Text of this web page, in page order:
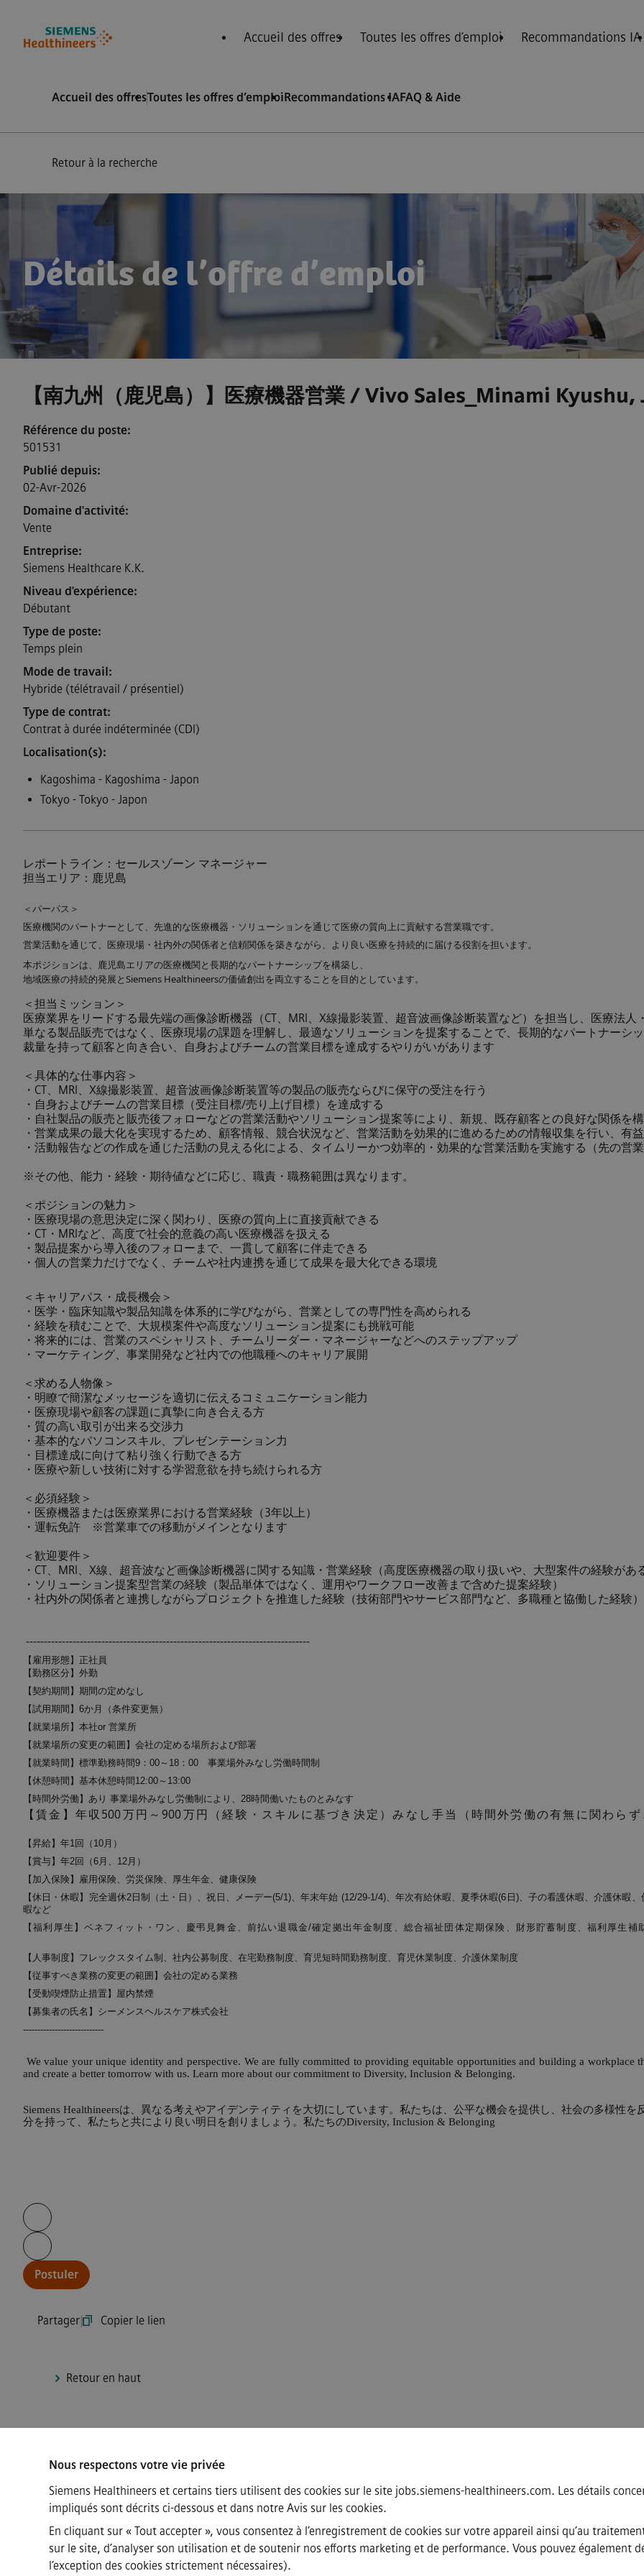
Nous respectons votre vie privée
Siemens Healthineers et certains tiers utilisent des cookies sur le site jobs.siemens-healthineers.com. Les détails
impliqués sont décrits ci-dessous et dans notre Avis sur les cookies.
En cliquant sur « Tout accepter », vous consentez à l’enregistrement de cookies sur votre appareil ainsi qu’au
sur le site, d’analyser son utilisation et de soutenir nos efforts marketing et de performance. Vous pouvez également
l’exception des cookies strictement nécessaires).
Accueil des offres Toutes les offres d’emploi Recommandations IA
Accueil des offresToutes les offres d’emploiRecommandations IAFAQ & Aide
Retour à la recherche
Détails de l’offre d’emploi
【南九州（鹿児島）】医療機器営業 / Vivo Sales_Minami Kyushu,
Référence du poste
501531
Publié depuis
02-Avr-2026
Domaine d'activité
Vente
Entreprise
Siemens Healthcare K.K.
Niveau d'expérience
Débutant
Type de poste
Temps plein
Mode de travail
Hybride (télétravail / présentiel)
Type de contrat
Contrat à durée indéterminée (CDI)
Localisation(s)
Kagoshima - Kagoshima - Japon
Tokyo - Tokyo - Japon
レポートライン：セールスゾーン マネージャー
担当エリア：鹿児島
＜パーパス＞
医療機関のパートナーとして、先進的な医療機器・ソリューションを通じて医療の質向上に貢献する営業職です。
営業活動を通じて、医療現場・社内外の関係者と信頼関係を築きながら、より良い医療を持続的に届ける役割を担います。
本ポジションは、鹿児島エリアの医療機関と長期的なパートナーシップを構築し、
地域医療の持続的発展とSiemens Healthineersの価値創出を両立することを目的としています。
＜担当ミッション＞
医療業界をリードする最先端の画像診断機器（CT、MRI、X線撮影装置、超音波画像診断装置など）を担当し、医療法人
単なる製品販売ではなく、医療現場の課題を理解し、最適なソリューションを提案することで、長期的なパートナーシ
裁量を持って顧客と向き合い、自身およびチームの営業目標を達成するやりがいがあります
＜具体的な仕事内容＞
・CT、MRI、X線撮影装置、超音波画像診断装置等の製品の販売ならびに保守の受注を行う
・自身およびチームの営業目標（受注目標/売り上げ目標）を達成する
・自社製品の販売と販売後フォローなどの営業活動やソリューション提案等により、新規、既存顧客との良好な関係を
・営業成果の最大化を実現するため、顧客情報、競合状況など、営業活動を効果的に進めるための情報収集を行い、有
・活動報告などの作成を通じた活動の見える化による、タイムリーかつ効率的・効果的な営業活動を実施する（先の営
※その他、能力・経験・期待値などに応じ、職責・職務範囲は異なります。
＜ポジションの魅力＞
・医療現場の意思決定に深く関わり、医療の質向上に直接貢献できる
・CT・MRIなど、高度で社会的意義の高い医療機器を扱える
・製品提案から導入後のフォローまで、一貫して顧客に伴走できる
・個人の営業力だけでなく、チームや社内連携を通じて成果を最大化できる環境
＜キャリアパス・成長機会＞
・医学・臨床知識や製品知識を体系的に学びながら、営業としての専門性を高められる
・経験を積むことで、大規模案件や高度なソリューション提案にも挑戦可能
・将来的には、営業のスペシャリスト、チームリーダー・マネージャーなどへのステップアップ
・マーケティング、事業開発など社内での他職種へのキャリア展開
＜求める人物像＞
・明瞭で簡潔なメッセージを適切に伝えるコミュニケーション能力
・医療現場や顧客の課題に真摯に向き合える方
・質の高い取引が出来る交渉力
・基本的なパソコンスキル、プレゼンテーション力
・目標達成に向けて粘り強く行動できる方
・医療や新しい技術に対する学習意欲を持ち続けられる方
＜必須経験＞
・医療機器または医療業界における営業経験（3年以上）
・運転免許 ※営業車での移動がメインとなります
＜歓迎要件＞
・CT、MRI、X線、超音波など画像診断機器に関する知識・営業経験（高度医療機器の取り扱いや、大型案件の経験があ
・ソリューション提案型営業の経験（製品単体ではなく、運用やワークフロー改善まで含めた提案経験）
・社内外の関係者と連携しながらプロジェクトを推進した経験（技術部門やサービス部門など、多職種と協働した経験）
-------------------------------------------------------------------------------
【雇用形態】正社員
【勤務区分】外勤
【契約期間】期間の定めなし
【試用期間】6か月（条件変更無）
【就業場所】本社or 営業所
【就業場所の変更の範囲】会社の定める場所および部署
【就業時間】標準勤務時間9：00～18：00 事業場外みなし労働時間制
【休憩時間】基本休憩時間12:00～13:00
【時間外労働】あり 事業場外みなし労働制により、28時間働いたものとみなす
【賃金】年収500万円～900万円（経験・スキルに基づき決定）みなし手当（時間外労働の有無に関わら
【昇給】年1回（10月）
【賞与】年2回（6月、12月）
【加入保険】雇用保険、労災保険、厚生年金、健康保険
【休日・休暇】完全週休2日制（土・日）、祝日、メーデー(5/1)、年末年始 (12/29-1/4)、年次有給休暇、夏季休暇(6日)、子の看護休暇、介護休暇
暇など
【福利厚生】ベネフィット・ワン、慶弔見舞金、前払い退職金/確定拠出年金制度、総合福祉団体定期保険、財形貯蓄制度、福利厚生
【人事制度】フレックスタイム制、社内公募制度、在宅勤務制度、育児短時間勤務制度、育児休業制度、介護休業制度
【従事すべき業務の変更の範囲】会社の定める業務
【受動喫煙防止措置】屋内禁煙
【募集者の氏名】シーメンスヘルスケア株式会社
----------------------------
We value your unique identity and perspective. We are fully committed to providing equitable opportunities and building a workplace
and create a better tomorrow with us. Learn more about our commitment to Diversity, Inclusion & Belonging.
Siemens Healthineersは、異なる考えやアイデンティティを大切にしています。私たちは、公平な機会を提供し、社会の多様性
分を持って、私たちと共により良い明日を創りましょう。私たちのDiversity, Inclusion & Belonging
Continue with page content
Postuler
Partager| Copier le lien
Retour en haut
Connect
Siemens Healthineers AG © 2026·FAQ·Informations sur l’entreprise